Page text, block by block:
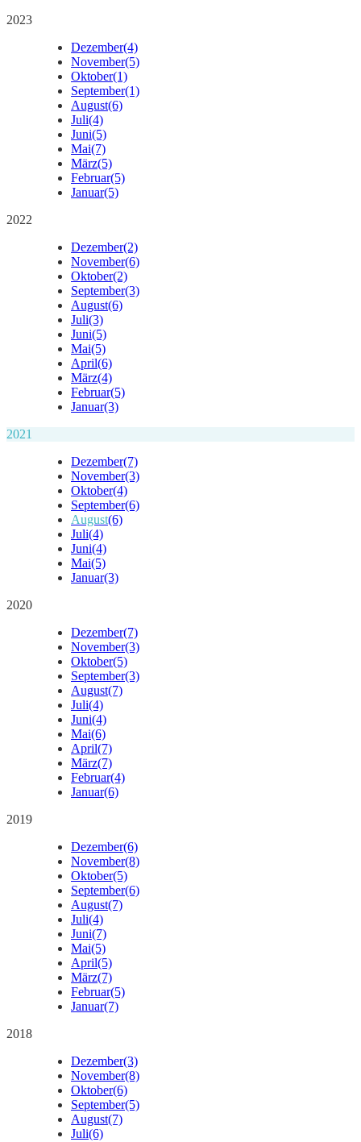
2023
Dezember(4)
November(5)
Oktober(1)
September(1)
August(6)
Juli(4)
Juni(5)
Mai(7)
März(5)
Februar(5)
Januar(5)
2022
Dezember(2)
November(6)
Oktober(2)
September(3)
August(6)
Juli(3)
Juni(5)
Mai(5)
April(6)
März(4)
Februar(5)
Januar(3)
2021
Dezember(7)
November(3)
Oktober(4)
September(6)
August(6)
Juli(4)
Juni(4)
Mai(5)
Januar(3)
2020
Dezember(7)
November(3)
Oktober(5)
September(3)
August(7)
Juli(4)
Juni(4)
Mai(6)
April(7)
März(7)
Februar(4)
Januar(6)
2019
Dezember(6)
November(8)
Oktober(5)
September(6)
August(7)
Juli(4)
Juni(7)
Mai(5)
April(5)
März(7)
Februar(5)
Januar(7)
2018
Dezember(3)
November(8)
Oktober(6)
September(5)
August(7)
Juli(6)